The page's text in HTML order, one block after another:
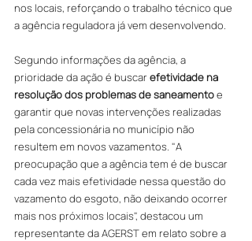
nos locais, reforçando o trabalho técnico que
a agência reguladora já vem desenvolvendo.
Segundo informações da agência, a
prioridade da ação é buscar efetividade na
resolução dos problemas de saneamento e
garantir que novas intervenções realizadas
pela concessionária no município não
resultem em novos vazamentos. "A
preocupação que a agência tem é de buscar
cada vez mais efetividade nessa questão do
vazamento do esgoto, não deixando ocorrer
mais nos próximos locais", destacou um
representante da AGERST em relato sobre a